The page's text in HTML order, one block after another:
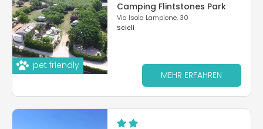
pet friendly
Camping Flintstones Park
Via Isola Lampione, 30
Scicli
MEHR ERFAHREN